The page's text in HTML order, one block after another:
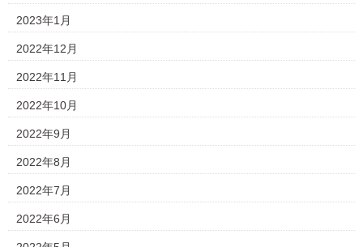
2023年1月
2022年12月
2022年11月
2022年10月
2022年9月
2022年8月
2022年7月
2022年6月